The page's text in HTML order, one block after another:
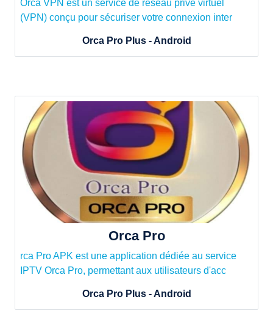
Orca VPN est un service de réseau privé virtuel
(VPN) conçu pour sécuriser votre connexion inter
Orca Pro Plus - Android
Orca Pro
rca Pro APK est une application dédiée au service
IPTV Orca Pro, permettant aux utilisateurs d'acc
Orca Pro Plus - Android